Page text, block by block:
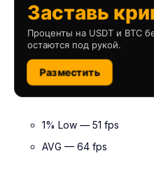
Заставь
Проценты на USDT и BTC
остаются под рукой.
Разместить
1% Low — 51 fps
AVG — 64 fps